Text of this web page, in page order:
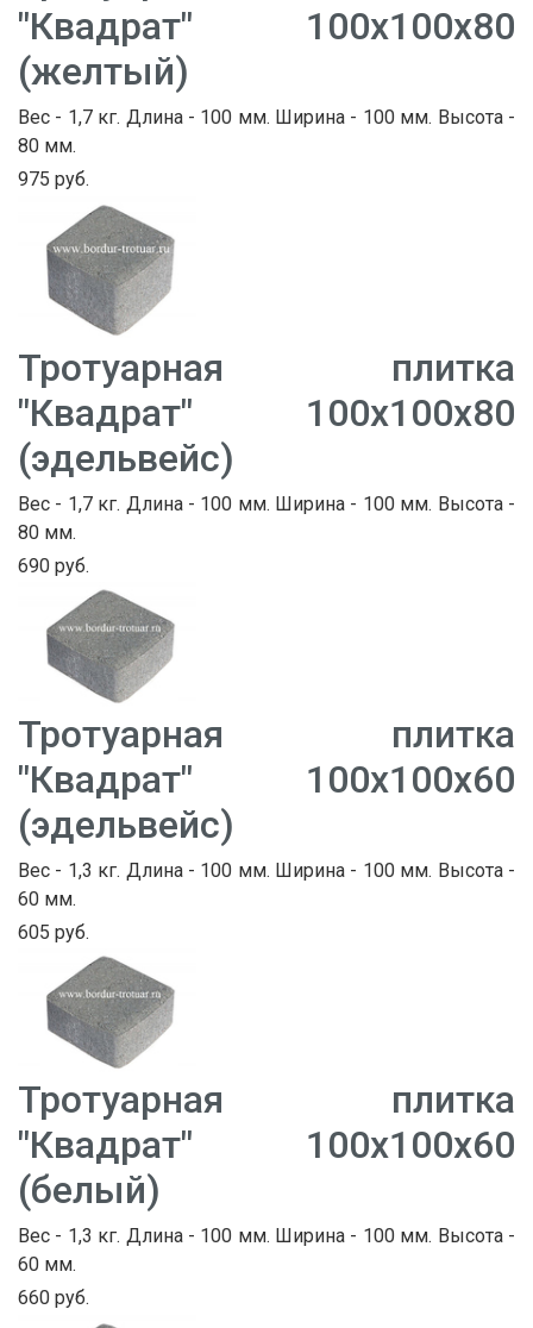
"Квадрат" 100х100х80
(желтый)
Вес - 1,7 кг. Длина - 100 мм. Ширина - 100 мм. Высота -
80 мм.
975 руб.
Тротуарная плитка
"Квадрат" 100х100х80
(эдельвейс)
Вес - 1,7 кг. Длина - 100 мм. Ширина - 100 мм. Высота -
80 мм.
690 руб.
Тротуарная плитка
"Квадрат" 100х100х60
(эдельвейс)
Вес - 1,3 кг. Длина - 100 мм. Ширина - 100 мм. Высота -
60 мм.
605 руб.
Тротуарная плитка
"Квадрат" 100х100х60
(белый)
Вес - 1,3 кг. Длина - 100 мм. Ширина - 100 мм. Высота -
60 мм.
660 руб.